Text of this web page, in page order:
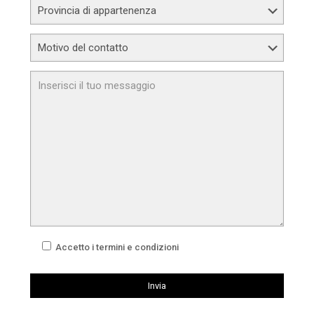
Accetto i termini e condizioni